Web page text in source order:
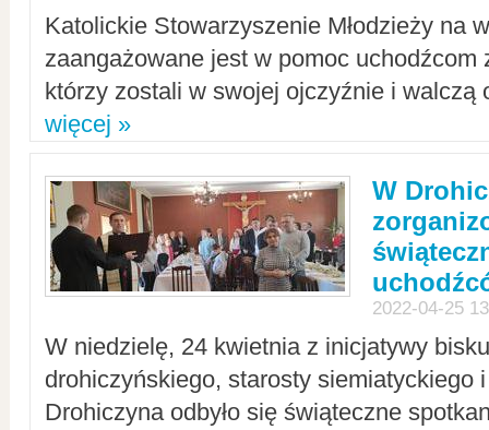
Katolickie Stowarzyszenie Młodzieży na
zaangażowane jest w pomoc uchodźcom
którzy zostali w swojej ojczyźnie i walczą
więcej »
W
2022-04-25
W niedzielę, 24 kwietnia z inicjatywy
drohiczyńskiego, starosty siemiatyckiego
Drohiczyna odbyło się świąteczne